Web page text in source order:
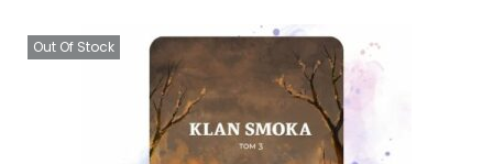
Out Of Stock